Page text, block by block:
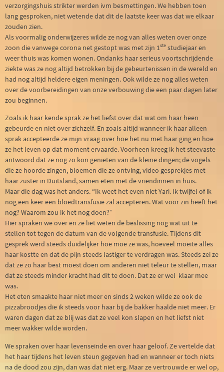
verzorgingshuis strikter werden ivm besmettingen. We hebben toen
lang gesproken, niet wetende dat dit de laatste keer was dat we elkaar
zouden zien.
Als voormalig onderwijzeres wilde ze nog van alles weten over onze
zoon die vanwege corona net gestopt was met zijn 1ste studiejaar en
weer thuis was komen wonen. Ondanks haar serieus voortschrijdende
ziekte was ze nog altijd betrokken bij de gebeurtenissen in de wereld en
had nog altijd heldere eigen meningen. Ook wilde ze nog alles weten
over de voorbereidingen van onze verbouwing die een paar dagen later
zou beginnen.
Zoals ik haar kende sprak ze het liefst over dat wat om haar heen
gebeurde en niet over zichzelf. En zoals altijd wanneer ik haar alleen
sprak accepteerde ze mijn vraag over hoe het nu met haar ging en hoe
ze het leven op dat moment ervaarde. Voorheen kreeg ik het steevaste
antwoord dat ze nog zo kon genieten van de kleine dingen; de vogels
die ze hoorde zingen, bloemen die ze ontving, video gesprekjes met
haar zuster in Duitsland, samen eten met de vriendinnen in huis.
Maar die dag was het anders. “Ik weet het even niet Yarí. Ik twijfel of ik
nog een keer een bloedtransfusie zal accepteren. Wat voor zin heeft het
nog? Waarom zou ik het nog doen?”
Hier spraken we over en ze liet weten de beslissing nog wat uit te
stellen tot tegen de datum van de volgende transfusie. Tijdens dit
gesprek werd steeds duidelijker hoe moe ze was, hoeveel moeite alles
haar kostte en dat de pijn steeds lastiger te verdragen was. Steeds zei ze
dat ze zo haar best moest doen om anderen niet teleur te stellen, maar
dat ze steeds minder kracht had dit te doen. Dat ze er wel klaar mee
was.
Het eten smaakte haar niet meer en sinds 2 weken wilde ze ook de
pizzabroodjes die ik steeds voor haar bij de bakker haalde niet meer. Er
waren dagen dat ze blij was dat ze veel kon slapen en het liefst niet
meer wakker wilde worden.
We spraken over haar levenseinde en over haar geloof. Ze vertelde dat
het haar tijdens het leven steun gegeven had en wanneer er toch niets
na de dood zou zijn, dan was dat niet erg. Maar ze vertrouwde er wel op,